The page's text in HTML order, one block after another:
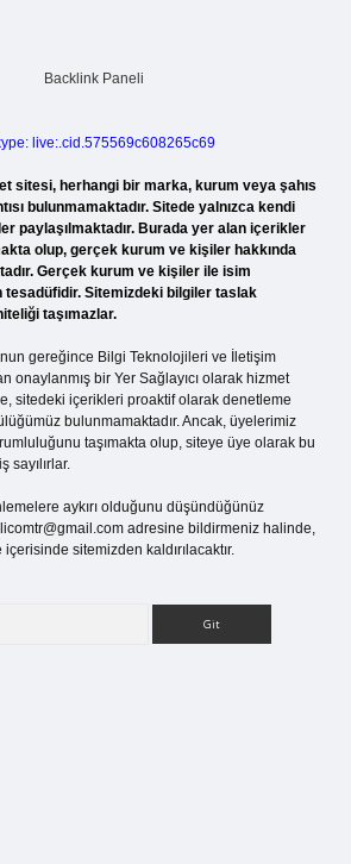
live:.cid.575569c608265c69
sitesi, herhangi bir marka, kurum veya şahıs
bulunmamaktadır. Sitede yalnızca kendi
paylaşılmaktadır. Burada yer alan içerikler
olup, gerçek kurum ve kişiler hakkında
Gerçek kurum ve kişiler ile isim
tesadüfidir. Sitemizdeki bilgiler taslak
taşımazlar.
gereğince Bilgi Teknolojileri ve İletişim
onaylanmış bir Yer Sağlayıcı olarak hizmet
sitedeki içerikleri proaktif olarak denetleme
bulunmamaktadır. Ancak, üyelerimiz
taşımakta olup, siteye üye olarak bu
sayılırlar.
aykırı olduğunu düşündüğünüz
adresine bildirmeniz halinde,
sitemizden kaldırılacaktır.